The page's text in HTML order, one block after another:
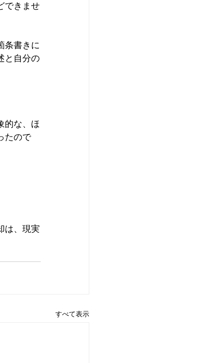
できませ
条書きに
と自分の
的な、ほ
たので
は、現実
すべて表示